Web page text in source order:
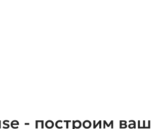
- построим ваш